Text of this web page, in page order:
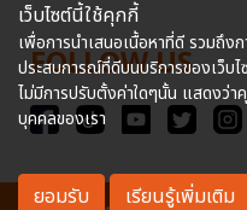
FOLLOW US
เว็บไซต์นี้ใช้คุกกี้
เพื่อการนำเสนอเนื้อหาที่ดี รวมถึ
ประสบการณ์ที่ดีบนบริการของเว็บไ
ไม่มีการปรับตั้งค่าใดๆนั้น แสดงว่
บุคคลของเรา
ยอมรับ เรียนรู้เพิ่มเติม